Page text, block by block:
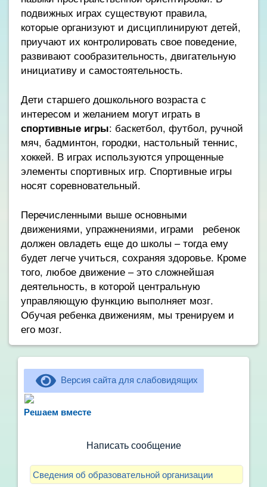
подвижных играх существуют правила,
которые организуют и дисциплинируют детей,
приучают их контролировать свое поведение,
развивают сообразительность, двигательную
инициативу и самостоятельность.
Дети старшего дошкольного возраста с
интересом и желанием могут играть в
спортивные игры: баскетбол, футбол, ручной
мяч, бадминтон, городки, настольный теннис,
хоккей. В играх используются упрощенные
элементы спортивных игр. Спортивные игры
носят соревновательный.
Перечисленными выше основными
движениями, упражнениями, играми ребенок
должен овладеть еще до школы – тогда ему
будет легче учиться, сохраняя здоровье. Кроме
того, любое движение – это сложнейшая
деятельность, в которой центральную
управляющую функцию выполняет мозг.
Обучая ребенка движениям, мы тренируем и
его мозг.
Версия сайта для слабовидящих
Решаем вместерассказать о воспитателях? Знаете, как
Написать сообщение
Сведения об образовательной организации